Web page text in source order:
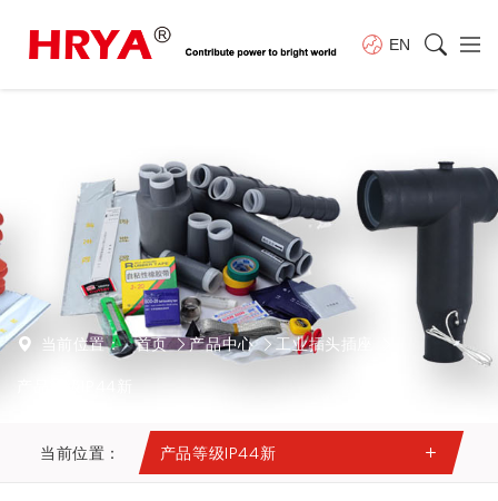
EN
当前位置： 首页 产品中心
工业插头插座
当前位置： 产品等级IP44新